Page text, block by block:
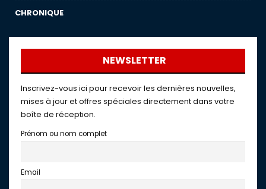
CHRONIQUE
NEWSLETTER
Inscrivez-vous ici pour recevoir les dernières nouvelles,
mises à jour et offres spéciales directement dans votre
boîte de réception.
Prénom ou nom complet
Email